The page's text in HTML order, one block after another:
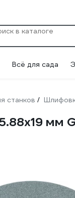
Всё для сада
станков /
мм